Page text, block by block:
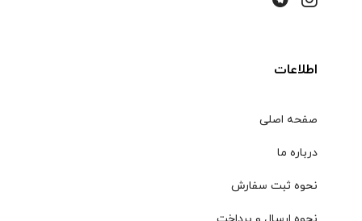
اطلاعات
صفحه اصلی
درباره ما
نحوه ثبت سفارش